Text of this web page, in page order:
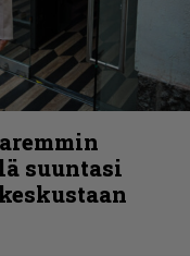
suuntasi